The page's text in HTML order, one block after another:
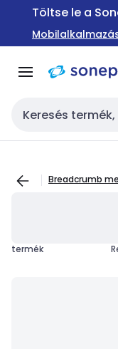
Ugrás a
Ugrás
Töltse le a
Keresési bemenet
Breadcrumb
termék